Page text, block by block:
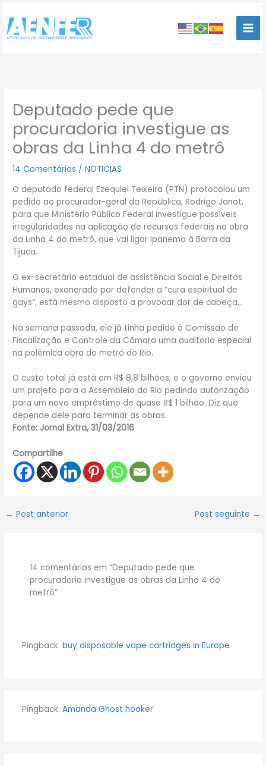
para
conteúdo
Deputado pede que
procuradoria investigue as
obras da Linha 4 do metrô
14 Comentários /NOTICIAS
O deputado federal Ezequiel Teixeira (PTN) protocolou um
pedido ao procurador-geral da República, Rodrigo Janot,
para que Ministério Público Federal investigue possíveis
irregularidades na aplicação de recursos federais na obra
da Linha 4 do metrô, que vai ligar Ipanema à Barra da
Tijuca.
O ex-secretário estadual de assistência Social e Direitos
Humanos, exonerado por defender a “cura espiritual de
gays”, está mesmo disposto a provocar dor de cabeça…
Na semana passada, ele já tinha pedido à Comissão de
Fiscalização e Controle da Câmara uma auditoria especial
na polêmica obra do metrô do Rio.
O custo total já está em R$ 8,8 bilhões, e o governo enviou
um projeto para a Assembleia do Rio pedindo autorização
para um novo empréstimo de quase R$ 1 bilhão. Diz que
depende dele para terminar as obras.
Fonte: Jornal Extra, 31/03/2016
Compartilhe
← Post anterior Post seguinte →
14 comentários em “Deputado pede que
procuradoria investigue as obras da Linha 4 do
metrô”
Pingback: buy disposable vape cartridges in Europe
Pingback: Amanda Ghost hooker